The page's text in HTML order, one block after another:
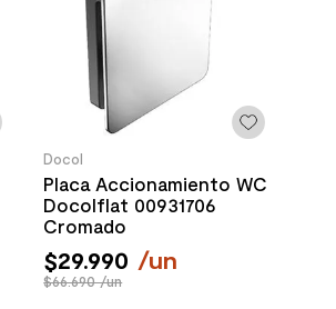
Docol
Placa Accionamiento WC
Docolflat 00931706
Cromado
$29.990 /un
$66.690 /un